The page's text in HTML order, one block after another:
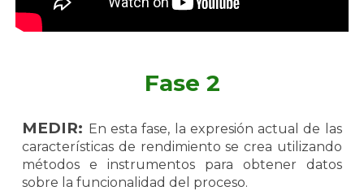
Fase 2
MEDIR: En esta fase, la expresión actual de las
características de rendimiento se crea utilizando
métodos e instrumentos para obtener datos
sobre la funcionalidad del proceso.